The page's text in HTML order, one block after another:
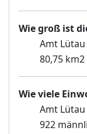
Wie groß ist
Amt
80,75 km2
Wie viele
Amt Lütau
922